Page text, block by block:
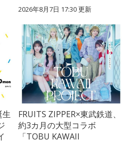
2026年8月7日 17:30更新
生
FRUITS ZIPPER×東武鉄道、
約3カ月の大型コラボ
「TOBU KAWAII